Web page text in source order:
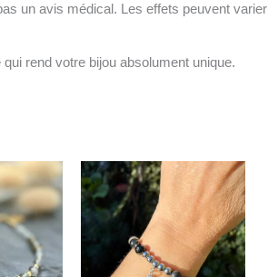
un avis médical. Les effets peuvent varier
rend votre bijou absolument unique.